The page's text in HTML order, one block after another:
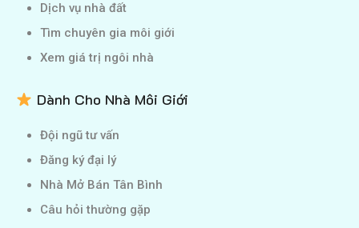
Dịch vụ nhà đất
Tìm chuyên gia môi giới
Xem giá trị ngôi nhà
Dành Cho Nhà Môi Giới
Đội ngũ tư vấn
Đăng ký đại lý
Nhà Mở Bán Tân Bình
Câu hỏi thường gặp